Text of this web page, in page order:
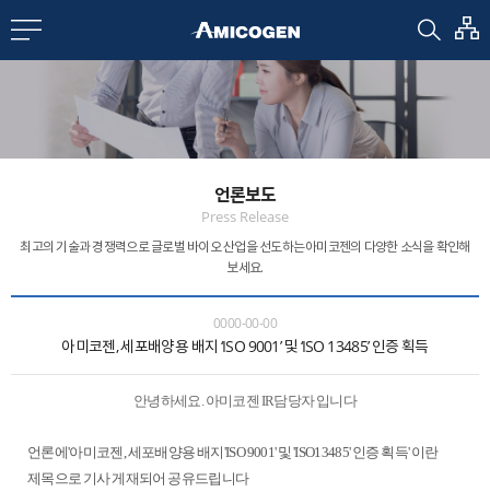
us
언론보도
Press Release
최고의 기술과 경쟁력으로 글로벌 바이오 산업을 선도하는아미코젠의 다양한 소식을 확인해
보세요.
0000-00-00
아미코젠, 세포배양용 배지 ‘ISO 9001’ 및 ‘ISO 13485’ 인증 획득
안녕하세요. 아미코젠 IR담당자 입니다
언론에'아미코젠, 세포배양용 배지'ISO 9001' 및 'ISO13485' 인증 획득' 이란
제목으로 기사 게재되어 공유드립니다